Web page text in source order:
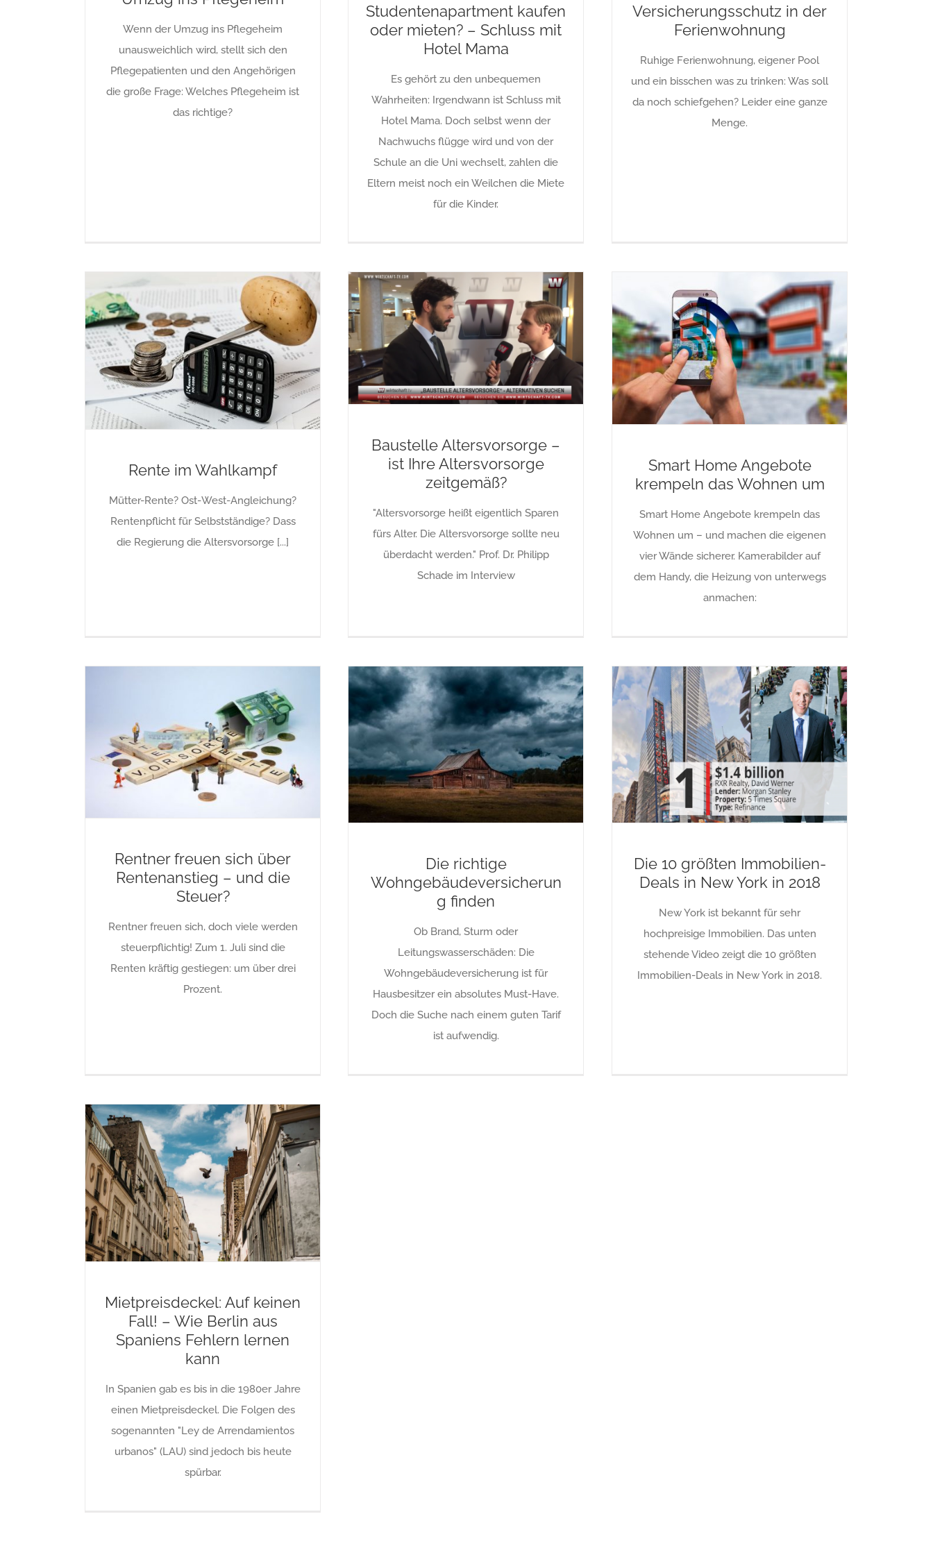
Wenn der Umzug ins Pflegeheim
unausweichlich wird, stellt sich den
Pflegepatienten und den Angehörigen
die große Frage: Welches Pflegeheim ist
das richtige?
Studentenapartment kaufen
oder mieten? – Schluss mit
Hotel Mama
Es gehört zu den unbequemen
Wahrheiten: Irgendwann ist Schluss mit
Hotel Mama. Doch selbst wenn der
Nachwuchs flügge wird und von der
Schule an die Uni wechselt, zahlen die
Eltern meist noch ein Weilchen die Miete
für die Kinder.
Versicherungsschutz in der
Ferienwohnung
Ruhige Ferienwohnung, eigener Pool
und ein bisschen was zu trinken: Was soll
da noch schiefgehen? Leider eine ganze
Menge.
Rente im Wahlkampf
Mütter-Rente? Ost-West-Angleichung?
Rentenpflicht für Selbstständige? Dass
die Regierung die Altersvorsorge [...]
Baustelle Altersvorsorge –
ist Ihre Altersvorsorge
zeitgemäß?
"Altersvorsorge heißt eigentlich Sparen
fürs Alter. Die Altersvorsorge sollte neu
überdacht werden." Prof. Dr. Philipp
Schade im Interview
Smart Home Angebote
krempeln das Wohnen um
Smart Home Angebote krempeln das
Wohnen um – und machen die eigenen
vier Wände sicherer. Kamerabilder auf
dem Handy, die Heizung von unterwegs
anmachen:
Rentner freuen sich über
Rentenanstieg – und die
Steuer?
Rentner freuen sich, doch viele werden
steuerpflichtig! Zum 1. Juli sind die
Renten kräftig gestiegen: um über drei
Prozent.
Die richtige
Wohngebäudeversicherun
g finden
Ob Brand, Sturm oder
Leitungswasserschäden: Die
Wohngebäudeversicherung ist für
Hausbesitzer ein absolutes Must-Have.
Doch die Suche nach einem guten Tarif
ist aufwendig.
Die 10 größten Immobilien-
Deals in New York in 2018
New York ist bekannt für sehr
hochpreisige Immobilien. Das unten
stehende Video zeigt die 10 größten
Immobilien-Deals in New York in 2018.
Mietpreisdeckel: Auf keinen
Fall! – Wie Berlin aus
Spaniens Fehlern lernen
kann
In Spanien gab es bis in die 1980er Jahre
einen Mietpreisdeckel. Die Folgen des
sogenannten "Ley de Arrendamientos
urbanos" (LAU) sind jedoch bis heute
spürbar.